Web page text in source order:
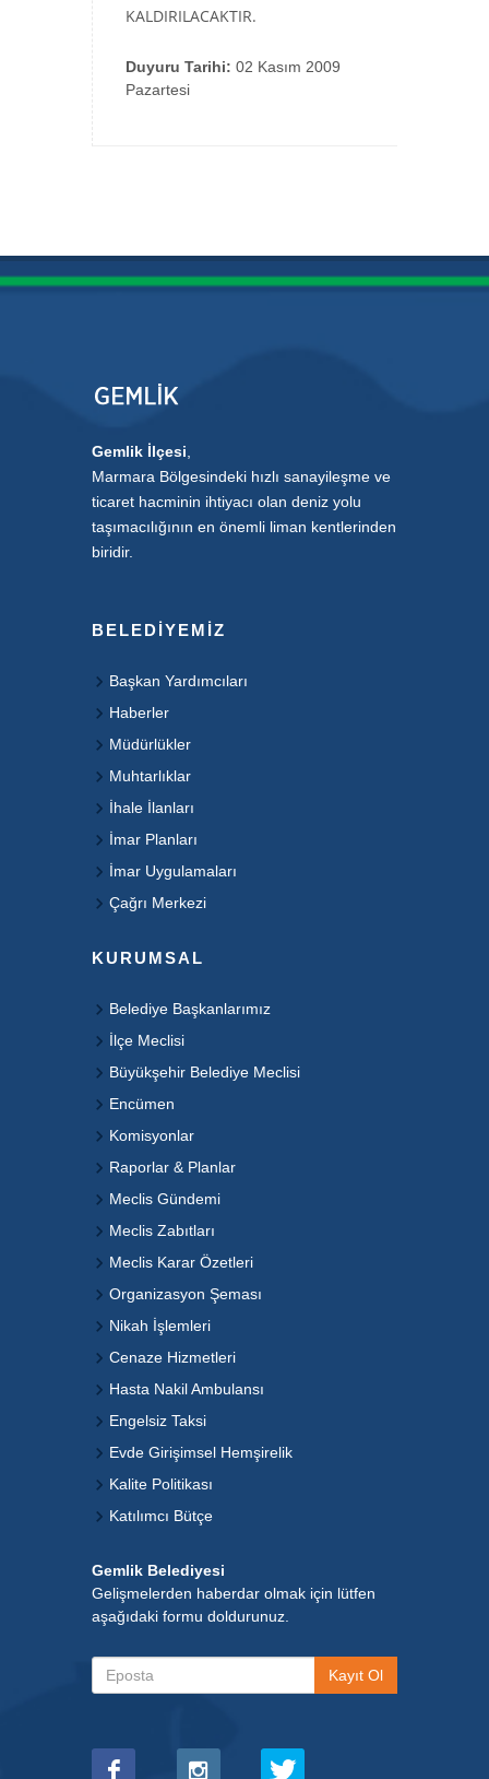
KALDIRILACAKTIR.
Duyuru Tarihi: 02 Kasım 2009
Pazartesi
Gemlik İlçesi
Marmara Bölgesindeki hızlı sanayileşme ve
ticaret hacminin ihtiyacı olan deniz yolu
taşımacılığının en önemli liman kentlerinden
biridir.
BELEDIYEMIZ
Başkan Yardımcıları
Haberler
Müdürlükler
Muhtarlıklar
İhale İlanları
İmar Planları
İmar Uygulamaları
Çağrı Merkezi
KURUMSAL
Belediye Başkanlarımız
İlçe Meclisi
Büyükşehir Belediye Meclisi
Encümen
Komisyonlar
Raporlar & Planlar
Meclis Gündemi
Meclis Zabıtları
Meclis Karar Özetleri
Organizasyon Şeması
Nikah İşlemleri
Cenaze Hizmetleri
Hasta Nakil Ambulansı
Engelsiz Taksi
Evde Girişimsel Hemşirelik
Kalite Politikası
Katılımcı Bütçe
Gemlik Belediyesi
Gelişmelerden haberdar olmak için lütfen
aşağıdaki formu doldurunuz.